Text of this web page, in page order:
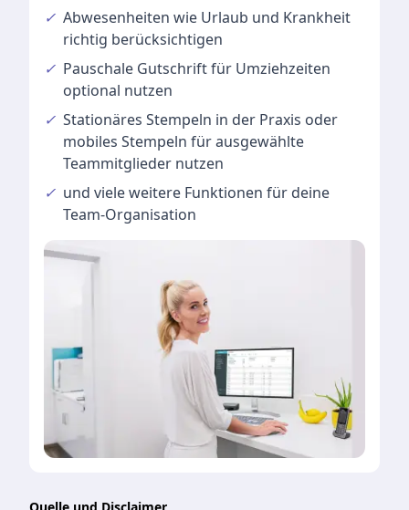
✓ Abwesenheiten wie Urlaub und Krankheit
richtig berücksichtigen
✓ Pauschale Gutschriftfür Umziehzeiten
optional nutzen
✓ Stationäres Stempeln in der Praxis oder
mobiles Stempeln für ausgewählte
Teammitglieder nutzen
✓ und vieleweitere Funktionen für deine
Team-Organisation